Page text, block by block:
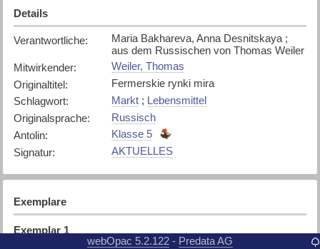
Details
Verantwortliche:
Maria Bakhareva, Anna Desnitskaya ;
aus dem Russischen von Thomas Weiler
Mitwirkender:
Weiler, Thomas
Originaltitel:
Fermerskie rynki mira
Schlagwort: Markt; Lebensmittel
Originalsprache:
Russisch
Antolin:
Klasse 5
Signatur: AKTUELLES
Exemplare
Exemplar 1
Gesellschaft & Geschichte
webOpac 5.2.122 - Predata AG